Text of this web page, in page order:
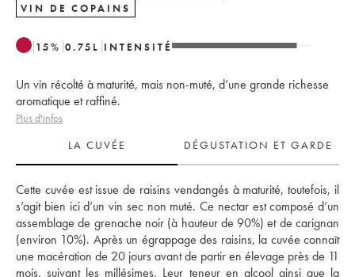
VIN DE COPAINS
15% 0.75 L INTENSITÉ
Un vin récolté à maturité, mais non-muté, d’une grande richesse
aromatique et raffiné.
Plus d'infos
LA CUVÉE
DÉGUSTATION ET GARDE
Cette cuvée est issue de raisins vendangés à maturité, toutefois, il
s’agit bien ici d’un vin sec non muté. Ce nectar est composé d’un
assemblage de grenache noir (à hauteur de 90%) et de carignan
(environ 10%). Après un égrappage des raisins, la cuvée connaît
une macération de 20 jours avant de partir en élevage près de 11
mois, suivant les millésimes. Leur teneur en alcool ainsi que la